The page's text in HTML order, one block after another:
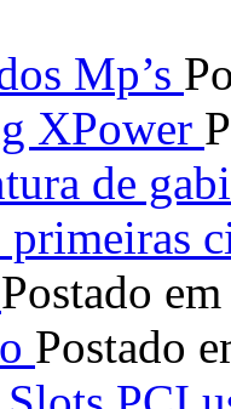
Mp’s
XPower
de
Postado
Postado